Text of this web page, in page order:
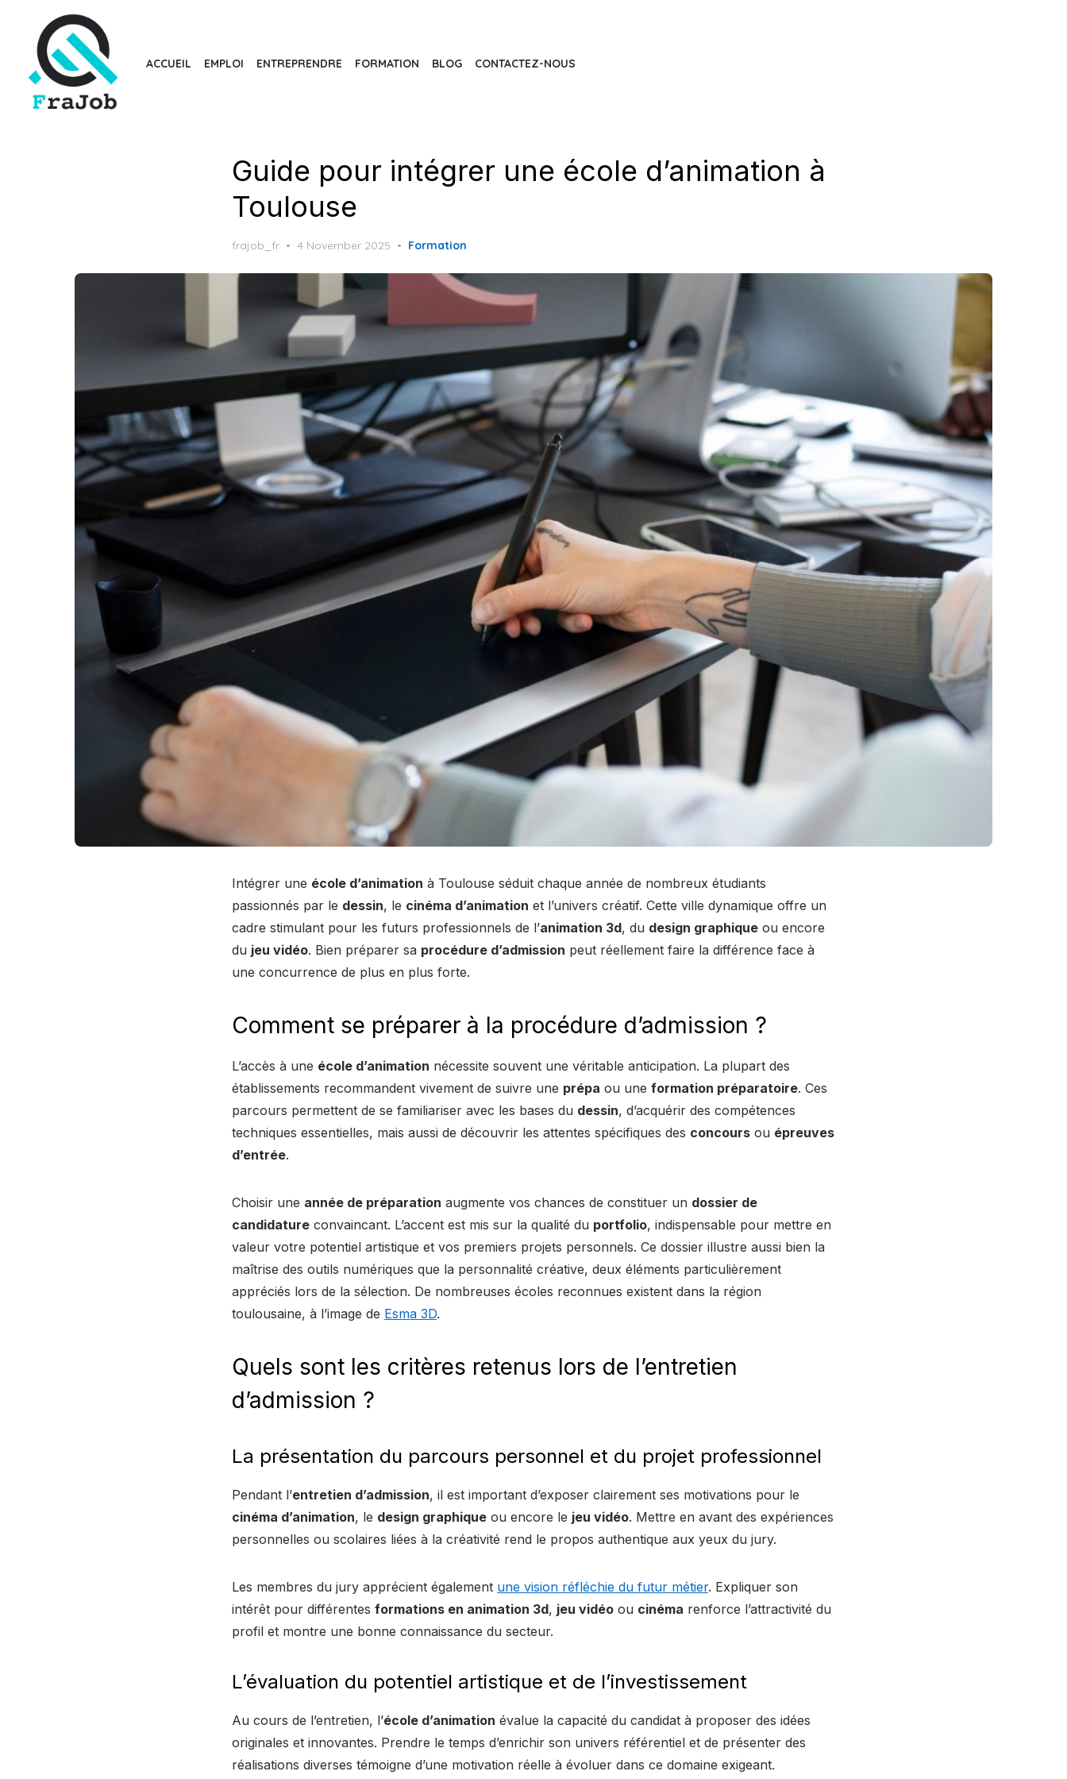
content
ACCUEIL EMPLOI ENTREPRENDRE FORMATION BLOG CONTACTEZ-NOUS
Guide pour intégrer une école d’animation à
Toulouse
frajob_fr
Posted
4 November 2025 Formation
Intégrer une école d’animation à Toulouse séduit chaque année de nombreux étudiants
passionnés par le dessin, le cinéma d’animation et l’univers créatif. Cette ville dynamique offre un
cadre stimulant pour les futurs professionnels de l’animation 3d, du design graphique ou encore
du jeu vidéo. Bien préparer sa procédure d’admission peut réellement faire la différence face à
une concurrence de plus en plus forte.
Comment se préparer à la procédure d’admission ?
L’accès à une école d’animation nécessite souvent une véritable anticipation. La plupart des
établissements recommandent vivement de suivre une prépa ou une formation préparatoire. Ces
parcours permettent de se familiariser avec les bases du dessin, d’acquérir des compétences
techniques essentielles, mais aussi de découvrir les attentes spécifiques des concours ou épreuves
d’entrée.
Choisir une année de préparation augmente vos chances de constituer un dossier de
candidature convaincant. L’accent est mis sur la qualité du portfolio, indispensable pour mettre en
valeur votre potentiel artistique et vos premiers projets personnels. Ce dossier illustre aussi bien la
maîtrise des outils numériques que la personnalité créative, deux éléments particulièrement
appréciés lors de la sélection. De nombreuses écoles reconnues existent dans la région
toulousaine, à l’image de Esma 3D.
Quels sont les critères retenus lors de l’entretien
d’admission ?
La présentation du parcours personnel et du projet professionnel
Pendant l’entretien d’admission, il est important d’exposer clairement ses motivations pour le
cinéma d’animation, le design graphique ou encore le jeu vidéo. Mettre en avant des expériences
personnelles ou scolaires liées à la créativité rend le propos authentique aux yeux du jury.
Les membres du jury apprécient également une vision réfléchie du futur métier. Expliquer son
intérêt pour différentes formations en animation 3d, jeu vidéo ou cinéma renforce l’attractivité du
profil et montre une bonne connaissance du secteur.
L’évaluation du potentiel artistique et de l’investissement
Au cours de l’entretien, l’école d’animation évalue la capacité du candidat à proposer des idées
originales et innovantes. Prendre le temps d’enrichir son univers référentiel et de présenter des
réalisations diverses témoigne d’une motivation réelle à évoluer dans ce domaine exigeant.